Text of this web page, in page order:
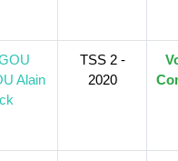
Alain
TSS 2 -
2020